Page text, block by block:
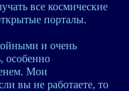
все космические
порталы.
и очень
особенно
Мои
вы не работаете, то